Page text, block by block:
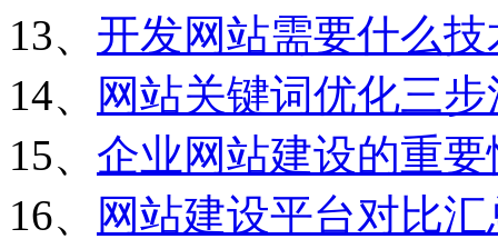
13、 开发网站需要什么技
14、
网站关键词优化三步
15、 企业网站建设的重要
16、
网站建设平台对比汇